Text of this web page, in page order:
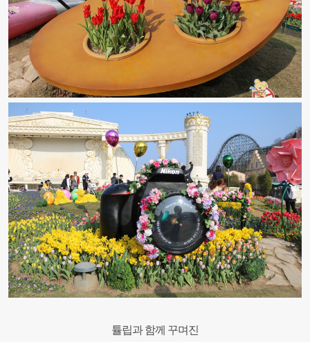
튤립과 함께 꾸며진